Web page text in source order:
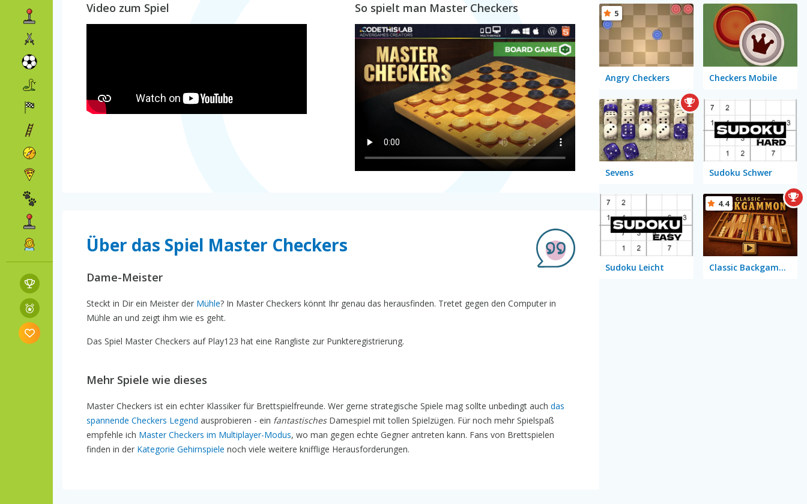
Video zum Spiel So spielt man Master Checkers
Über das Spiel Master Checkers
Dame-Meister
Steckt in Dir ein Meister der Mühle? In Master Checkers könnt Ihr genau das herausfinden. Tretet gegen den Computer in
Mühle an und zeigt ihm wie es geht.
Das Spiel Master Checkers auf Play123 hat eine Rangliste zur Punkteregistrierung.
Mehr Spiele wie dieses
Master Checkers ist ein echter Klassiker für Brettspielfreunde. Wer gerne strategische Spiele mag sollte unbedingt auch das
spannende Checkers Legend ausprobieren - ein fantastischesDamespiel mit tollen Spielzügen. Für noch mehr Spielspaß
empfehle ich Master Checkers im Multiplayer-Modus, wo man gegen echte Gegner antreten kann. Fans von Brettspielen
finden in der Kategorie Gehirnspiele noch viele weitere knifflige Herausforderungen.
Angry Checkers
5
Checkers Mobile
Sevens Sudoku Schwer
Sudoku Leicht Classic Backgammon
4.4